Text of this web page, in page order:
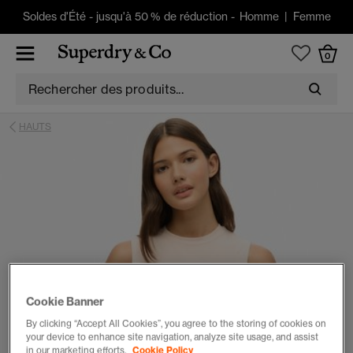
Soldes d'Été -jusqu'à 50 % de réduction - Homme| Femme
0
HAUTS
Cookie Banner
By clicking “Accept All Cookies”, you agree to the storing of cookies on
your device to enhance site navigation, analyze site usage, and assist
in our marketing efforts. Cookie Policy